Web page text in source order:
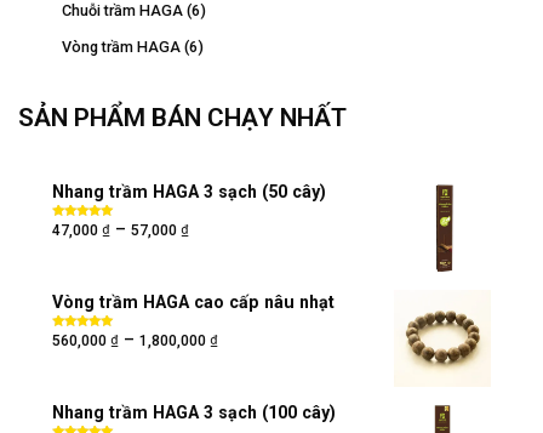
Chuỗi trầm HAGA (6)
Vòng trầm HAGA (6)
SẢN PHẨM BÁN CHẠY NHẤT
Nhang trầm HAGA 3 sạch (50 cây)
Được xếp
hạng 5.005
47,000 ₫ – 57,000 ₫
Vòng trầm HAGA cao cấp nâu nhạt
Được xếp
hạng5.005
560,000 ₫ – 1,800,000 ₫
Nhang trầm HAGA 3 sạch (100 cây)